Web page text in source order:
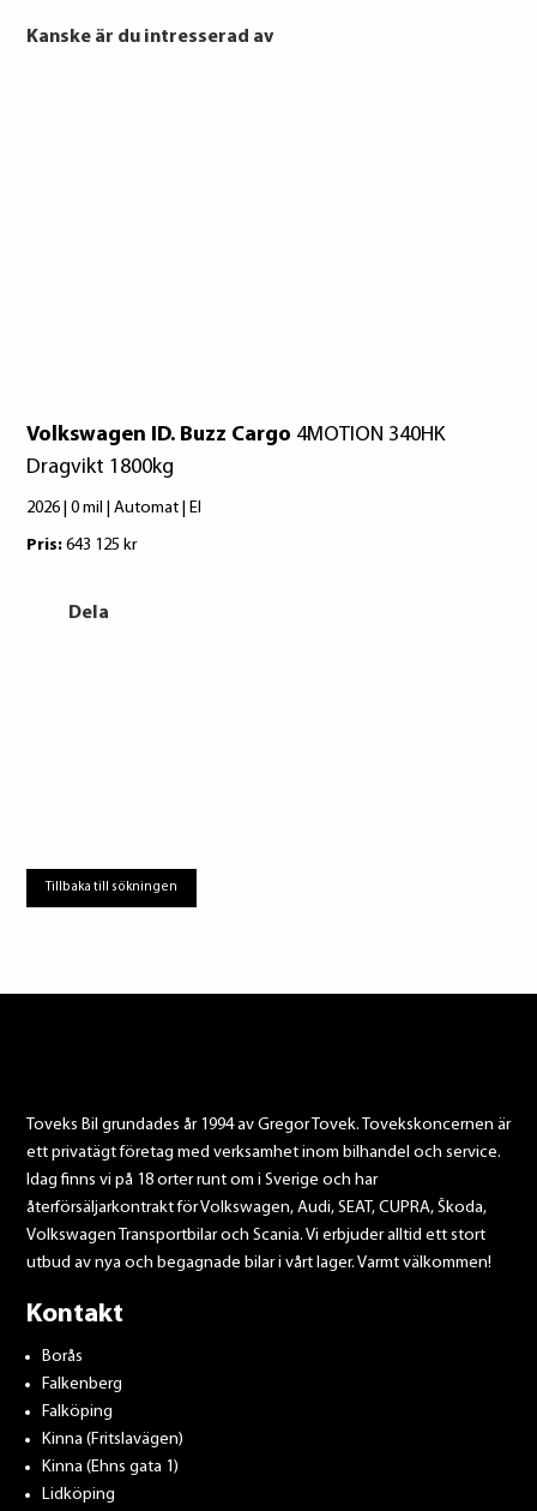
Goodyear
Kanske är du intresserad av
Volkswagen ID. Buzz Cargo 4MOTION 340HK
Dragvikt 1800kg
2026 | 0 mil | Automat | El
Pris: 643 125 kr
Dela
Tillbaka till sökningen
Toveks Bil grundades år 1994 av Gregor Tovek. Tovekskoncernen är
ett privatägt företag med verksamhet inom bilhandel och service.
Idag finns vi på 18 orter runt om i Sverige och har
återförsäljarkontrakt för Volkswagen, Audi, SEAT, CUPRA, Škoda,
Volkswagen Transportbilar och Scania. Vi erbjuder alltid ett stort
utbud av nya och begagnade bilar i vårt lager. Varmt välkommen!
Kontakt
Borås
Falkenberg
Falköping
Kinna (Fritslavägen)
Kinna (Ehns gata 1)
Lidköping